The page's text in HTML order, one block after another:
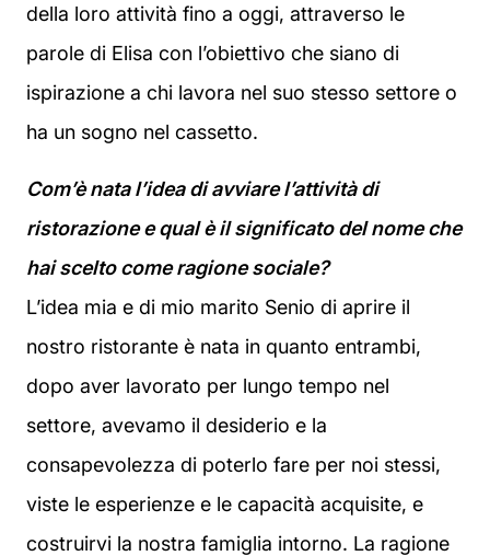
della loro attività fino a oggi, attraverso le
parole di Elisa con l’obiettivo che siano di
ispirazione a chi lavora nel suo stesso settore o
ha un sogno nel cassetto.
Com’è nata l’idea di avviare l’attività di
ristorazione e qual è il significato del nome che
hai scelto come ragione sociale?
L’idea mia e di mio marito Senio di aprire il
nostro ristorante è nata in quanto entrambi,
dopo aver lavorato per lungo tempo nel
settore, avevamo il desiderio e la
consapevolezza di poterlo fare per noi stessi,
viste le esperienze e le capacità acquisite, e
costruirvi la nostra famiglia intorno. La ragione